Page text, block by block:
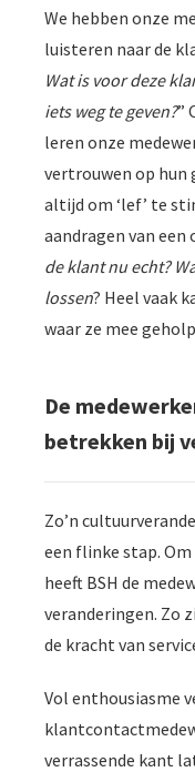
We hebben onze
luisteren naar de
Wat is voor deze
iets weg te geven?”
leren onze
vertrouwen op hun
altijd om ‘lef’ te
aandragen van
de klant nu echt?
lossen? Heel vaak
waar ze mee
De
betrekken bij
Zo’n
een flinke stap.
heeft BSH de
veranderingen. Zo
de kracht van
Vol enthousiasme
verrassende kant